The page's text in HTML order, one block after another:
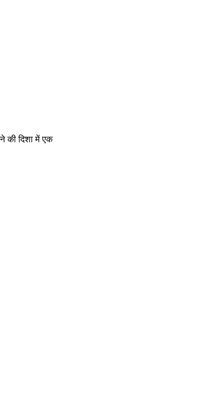
की दिशा में एक